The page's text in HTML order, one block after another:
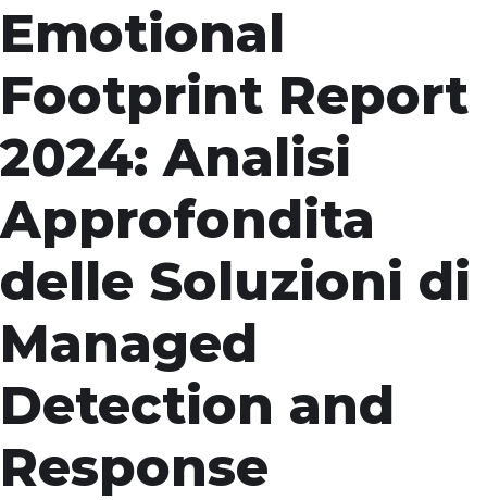
Emotional
Footprint Report
2024: Analisi
Approfondita
delle Soluzioni di
Managed
Detection and
Response